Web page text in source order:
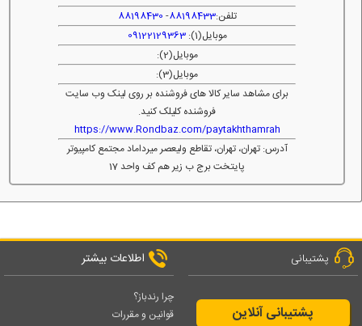
تلفن:88198433
-
88198430
موبایل(1):
09122129363
موبایل(2):
موبایل(3):
برای مشاهد سایر کالا های فروشنده بر روی لینک وب سایت
فروشنده کلیلک کنید.
https://www.Rondbaz.com/paytakhthamrah
آدرس: تهران، تهران، تقاطع ولیعصر میرداماد مجتمع کامپیوتر
پایتخت برج ب زیر هم کف واحد 17
پشتیبانی
پشتیبانی آنلاین
اطلاعات بیشتر
چرا رندباز؟
قوانین و مقررات